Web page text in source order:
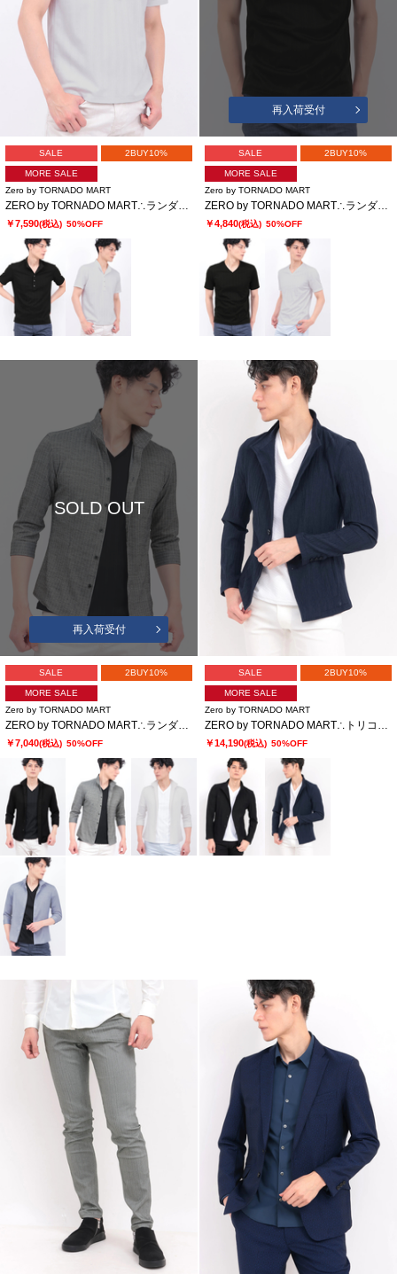
SALE 2BUY10%
MORE SALE
Zero by TORNADO MART
ZERO by TORNADO MART∴ランダム針抜きABSテレコポロシャツ
￥7,590(税込) 50%OFF
再入荷受付
SALE 2BUY10%
MORE SALE
Zero by TORNADO MART
ZERO by TORNADO MART∴ランダム針抜きABSテレコ半袖カットソー
￥4,840(税込) 50%OFF
SOLD OUT
再入荷受付
SALE 2BUY10%
MORE SALE
Zero by TORNADO MART
ZERO by TORNADO MART∴ランダムテレコ7分袖シャツ
￥7,040(税込) 50%OFF
SALE 2BUY10%
MORE SALE
Zero by TORNADO MART
ZERO by TORNADO MART∴トリコットプリントワッシャージャケット
￥14,190(税込) 50%OFF